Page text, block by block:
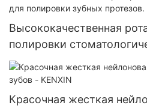
лабораторий,
хлопчатобумажной ткани
Высококачественная
полировки
Различные модели щеток
зубных протезов.
Красочная жесткая